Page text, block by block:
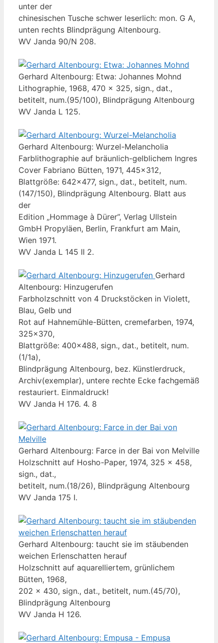
unter der
chinesischen Tusche schwer leserlich: mon. G A,
unten rechts Blindprägung Altenbourg.
WV Janda 90/N 208.
Gerhard Altenbourg: Etwa: Johannes Mohnd
Lithographie, 1968, 470 x 325, sign., dat.,
betitelt, num.(95/100), Blindprägung Altenbourg
WV Janda L 125.
Gerhard Altenbourg: Wurzel-Melancholia
Farblithographie auf bräunlich-gelblichem Ingres
Cover Fabriano Bütten, 1971, 445x312,
Blattgröße: 642x477, sign., dat., betitelt, num.
(147/150), Blindprägung Altenbourg. Blatt aus
der
Edition „Hommage à Dürer”, Verlag Ullstein
GmbH Propyläen, Berlin, Frankfurt am Main,
Wien 1971.
WV Janda L 145 II 2.
Gerhard
Altenbourg: Hinzugerufen
Farbholzschnitt von 4 Druckstöcken in Violett,
Blau, Gelb und
Rot auf Hahnemühle-Bütten, cremefarben, 1974,
325x370,
Blattgröße: 400x488, sign., dat., betitelt, num.
(1/1a),
Blindprägung Altenbourg, bez. Künstlerdruck,
Archiv(exemplar), untere rechte Ecke fachgemäß
restauriert. Einmaldruck!
WV Janda H 176. 4. 8
Gerhard Altenbourg: Farce in der Bai von Melville
Holzschnitt auf Hosho-Paper, 1974, 325 x 458,
sign., dat.,
betitelt, num.(18/26), Blindprägung Altenbourg
WV Janda 175 I.
Gerhard Altenbourg: taucht sie im stäubenden
weichen Erlenschatten herauf
Holzschnitt auf aquarelliertem, grünlichem
Bütten, 1968,
202 x 430, sign., dat., betitelt, num.(45/70),
Blindprägung Altenbourg
WV Janda H 126.